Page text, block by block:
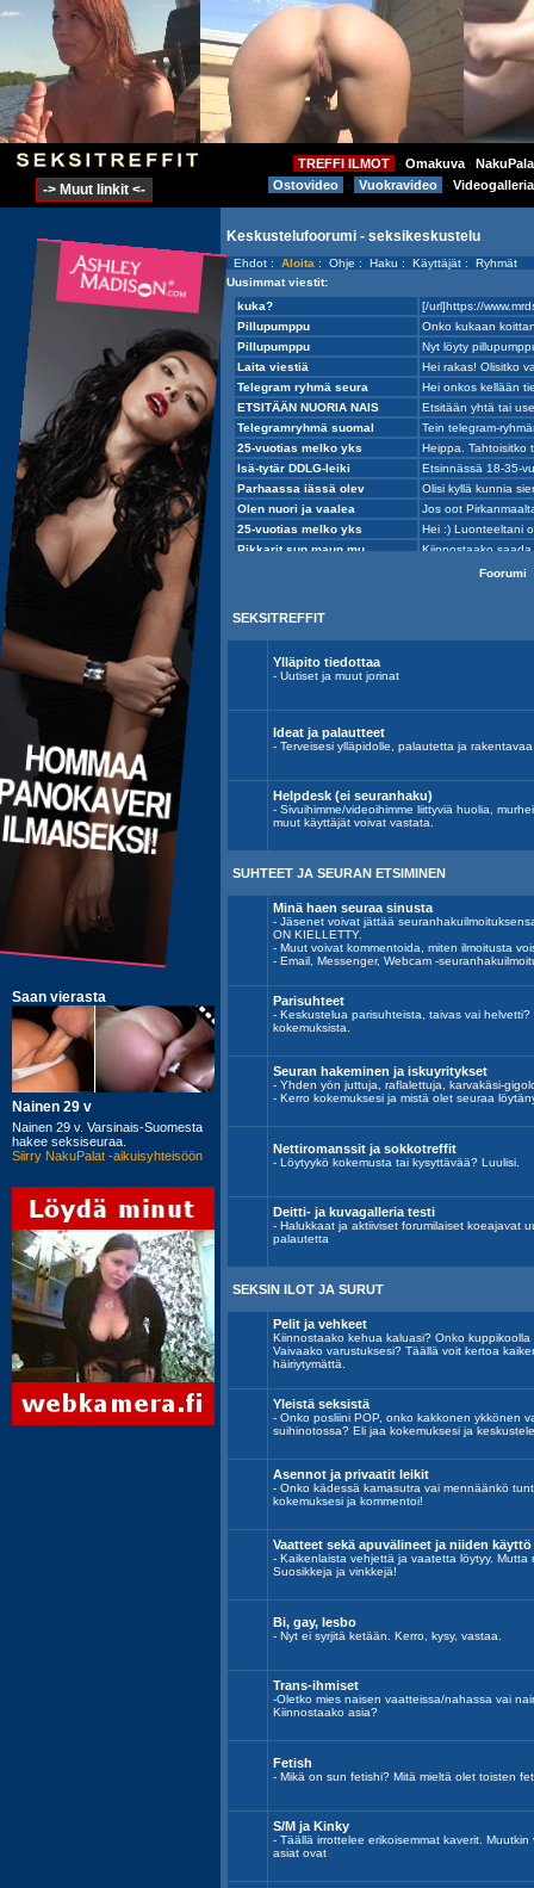
TREFFI ILMOT ⋅ Omakuva ⋅
Ostovideo
⋅ Vuokravideo ⋅ Videogalleria
-> Muut linkit <-
Keskustelufoorumi - seksikeskustelu
Ehdot : Aloita : Ohje : Haku : Käyttäjät : Ryhmät
Uusimmat viestit:
Foorumi
SEKSITREFFIT
Ylläpito tiedottaa
- Uutiset ja muut jorinat
Ideat ja palautteet
- Terveisesi ylläpidolle, palautetta ja rakentavaa
Helpdesk (ei seuranhaku)
- Sivuihimme/videoihimme liittyviä huolia,
muut käyttäjät voivat vastata.
SUHTEET JA SEURAN ETSIMINEN
Minä haen seuraa sinusta
- Jäsenet voivat jättää
ON KIELLETTY.
- Muut voivat kommentoida, miten ilmoitusta
- Email, Messenger, Webcam -
Parisuhteet
- Keskustelua parisuhteista, taivas vai
kokemuksista.
Seuran hakeminen ja iskuyritykset
- Yhden yön juttuja, raflalettuja, karvakäsi-
- Kerro kokemuksesi ja mistä olet seuraa
Nettiromanssit ja sokkotreffit
- Löytyykö kokemusta tai kysyttävää? Luulisi.
Deitti- ja kuvagalleria testi
- Halukkaat ja aktiiviset forumilaiset koeajavat
palautetta
SEKSIN ILOT JA SURUT
Pelit ja vehkeet
Kiinnostaako kehua kaluasi? Onko
Vaivaako varustuksesi? Täällä voit kertoa
häiriytymättä.
Yleistä seksistä
- Onko posliini POP, onko kakkonen ykkönen
suihinotossa? Eli jaa kokemuksesi ja
Asennot ja privaatit leikit
- Onko kädessä kamasutra vai mennäänkö
kokemuksesi ja kommentoi!
Vaatteet sekä apuvälineet ja niiden käyttö
- Kaikenlaista vehjettä ja vaatetta löytyy.
Suosikkeja ja vinkkejä!
Bi, gay, lesbo
- Nyt ei syrjitä ketään. Kerro, kysy, vastaa.
Trans-ihmiset
-Oletko mies naisen vaatteissa/nahassa vai
Kiinnostaako asia?
Fetish
- Mikä on sun fetishi? Mitä mieltä olet toisten
S/M ja Kinky
- Täällä irrottelee erikoisemmat kaverit.
asiat ovat